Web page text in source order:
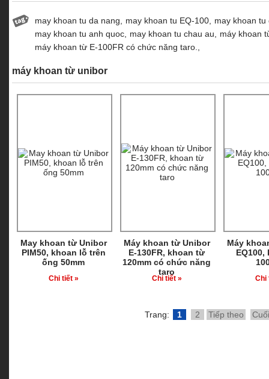
may khoan tu da nang, may khoan tu EQ-100,
may khoan tu
may khoan tu anh quoc,
may khoan tu chau au,
máy khoan
máy khoan từ E-100FR có chức năng taro.,
máy khoan từ unibor
May khoan từ Unibor
PIM50, khoan lỗ trên
ống 50mm
Chi tiết »
Máy khoan từ Unibor
E-130FR, khoan từ
120mm có chức năng
taro
Chi tiết »
Máy
Chi
Trang: 1 2 Tiếp theo